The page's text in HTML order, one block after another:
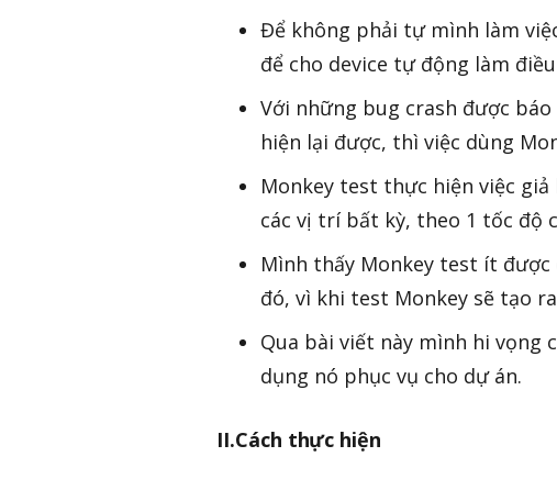
Để không phải tự mình làm
để cho device tự động làm
Với những bug crash được
hiện lại được, thì việc dùng
Monkey test thực hiện việc
các vị trí bất kỳ, theo 1 tốc độ
Mình thấy Monkey test ít
đó, vì khi test Monkey sẽ tạo
Qua bài viết này mình hi vọng
dụng nó phục vụ cho dự án.
II.Cách thực hiện